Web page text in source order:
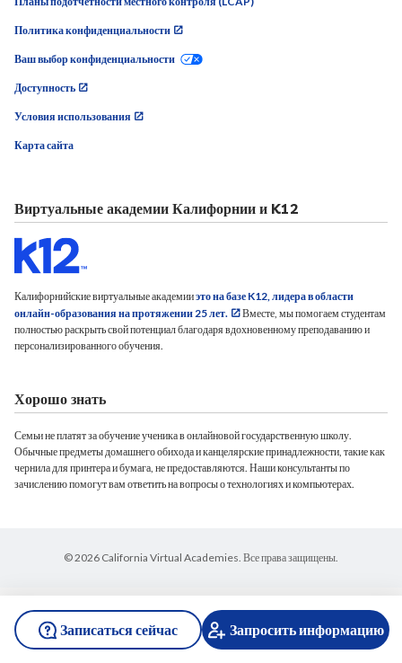
Политика конфиденциальности
Ваш выбор конфиденциальности
Доступность
Условия использования
Карта сайта
Виртуальные академии Калифорнии и K12
Калифорнийские виртуальные академииэто на базе K12, лидера в области
онлайн-образования на протяжении 25 лет.
Вместе, мы помогаем студентам
полностью раскрыть свой потенциал благодаря вдохновенному преподаванию и
персонализированного обучения.
Хорошо знать
Семьи не платят за обучение ученика в онлайновой государственную школу.
Обычные предметы домашнего обихода и канцелярские принадлежности, такие как
чернила для принтера и бумага, не предоставляются. Наши консультанты по
зачислению помогут вам ответить на вопросы о технологиях и компьютерах.
© 2026 California Virtual Academies. Все права защищены.
Записаться сейчас Запросить информацию